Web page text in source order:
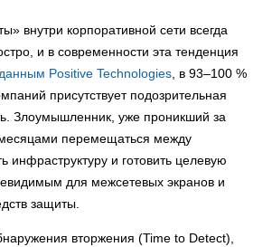
внутри корпоративной сети всегда
и в современности эта тенденция
Positive Technologies, в 93–100 %
присутствует подозрительная
Злоумышленник, уже проникший за
перемещаться между
инфраструктуру и готовить целевую
для межсетевых экранов и
защиты.
вторжения (Time to Detect),